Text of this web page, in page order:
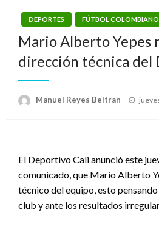
DEPORTES FÚTBOL COLOMBIANO
Mario Alberto Yepes
dirección técnica del
Manuel Reyes Beltran
El Deportivo Cali anunció este
comunicado, que Mario Alberto
técnico del equipo, esto
club y ante los resultados